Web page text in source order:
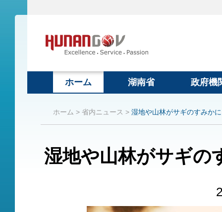
ホーム 湖南省 政府機
ホーム > 省内ニュース > 湿地や山林がサギのすみか
湿地や山林がサギ